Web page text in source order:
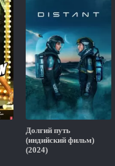
Долгий путь
(индийский фильм)
(2024)